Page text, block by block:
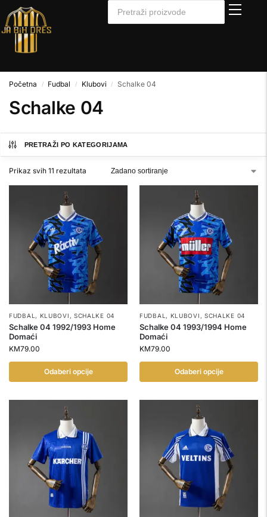
Početna / Fudbal / Klubovi / Schalke 04
Schalke 04
PRETRAŽI PO KATEGORIJAMA
Prikaz svih 11 rezultata
FUDBAL , KLUBOVI , SCHALKE 04
Schalke 04 1992/1993 Home
Domaći
KM79.00
Odaberi opcije
FUDBAL , KLUBOVI , SCHALKE 04
Schalke 04 1993/1994 Home
Domaći
KM79.00
Odaberi opcije